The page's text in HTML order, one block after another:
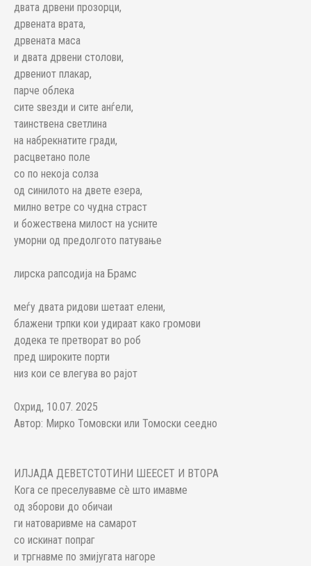
двата дрвени прозорци,
дрвената врата,
дрвената маса
и двата дрвени столови,
дрвениот плакар,
парче облека
сите ѕвезди и сите анѓели,
таинствена светлина
на набрекнатите гради,
расцветано поле
со по некоја солза
од синилото на двете езера,
милно ветре со чудна страст
и божествена милост на усните
уморни од предолгото патување
лирска рапсодија на Брамс
меѓу двата ридови шетаат елени,
блажени трпки кои удираат како громови
додека те претворат во роб
пред широките порти
низ кои се влегува во рајот
Охрид, 10.07. 2025
Автор: Мирко Томовски или Томоски сеедно
ИЛЈАДА ДЕВЕТСТОТИНИ ШЕЕСЕТ И ВТОРА
Кога се преселувавме сè што имавме
од зборови до обичаи
ги натоваривме на самарот
со искинат попраг
и тргнавме по змијугата нагоре